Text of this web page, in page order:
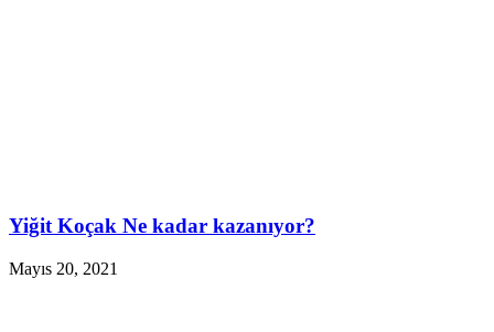
Yiğit Koçak Ne kadar kazanıyor?
Mayıs 20, 2021